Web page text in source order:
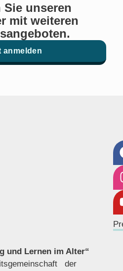
Sie unseren
mit weiteren
anmelden
und Lernen im Alter“
der